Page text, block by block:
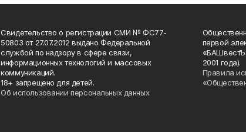
Свидетельство о регистрации СМИ № ФС77-
50803 от 27.07.2012 выдано Федеральной
службой по надзору в сфере связи,
информационных технологий и массовых
коммуникаций.
18+ запрещено для детей.
Об использовании персональных данных
первой
2001 года).
Правила